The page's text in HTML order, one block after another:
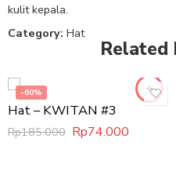
kulit kepala.
Category: Hat
Related
-60%
Hat – KWITAN #3
Rp185.000 Rp74.000